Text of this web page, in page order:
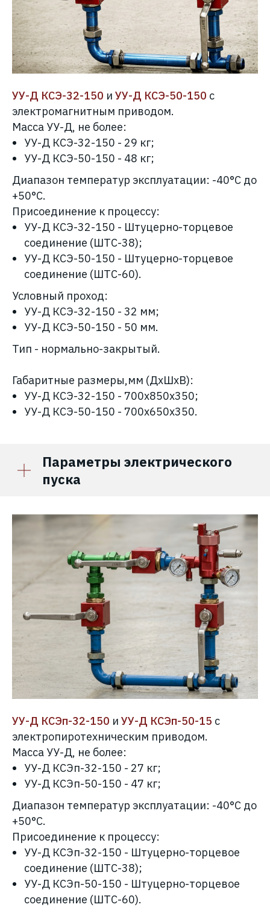
УУ-Д КСЭ-32-150 и УУ-Д КСЭ-50-150 с
электромагнитным приводом.
Масса УУ-Д, не более:
УУ-Д КСЭ-32-150 - 29 кг;
УУ-Д КСЭ-50-150 - 48 кг;
Диапазон температур эксплуатации: -40°С до
+50°С.
Присоединение к процессу:
УУ-Д КСЭ-32-150 - Штуцерно-торцевое
соединение (ШТС-38);
УУ-Д КСЭ-50-150 - Штуцерно-торцевое
соединение (ШТС-60).
Условный проход:
УУ-Д КСЭ-32-150 - 32 мм;
УУ-Д КСЭ-50-150 - 50 мм.
Тип - нормально-закрытый.
Габаритные размеры,мм (ДхШхВ):
УУ-Д КСЭ-32-150 - 700х850х350;
УУ-Д КСЭ-50-150 - 700х650х350.
Параметры электрического
пуска
УУ-Д КСЭп-32-150 и УУ-Д КСЭп-50-15 с
электропиротехническим приводом.
Масса УУ-Д, не более:
УУ-Д КСЭп-32-150 - 27 кг;
УУ-Д КСЭп-50-150 - 47 кг;
Диапазон температур эксплуатации: -40°С до
+50°С.
Присоединение к процессу:
УУ-Д КСЭп-32-150 - Штуцерно-торцевое
соединение (ШТС-38);
УУ-Д КСЭп-50-150 - Штуцерно-торцевое
соединение (ШТС-60).